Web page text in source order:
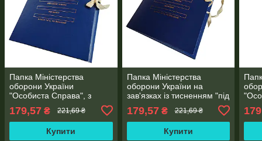
Папка Міністерства
оборони України
"Особиста Справа", з
тисненням "під золото" на
зав'язках, ф. А4, з
клапанами, бумвініл 40
179,57 ₴ 221,69 ₴
Купити
Папка Міністерства
оборони України на
зав'язках із тисненням "під
клапанами, бумвініл 40
мм
179,57₴ 221,69 ₴
Купити